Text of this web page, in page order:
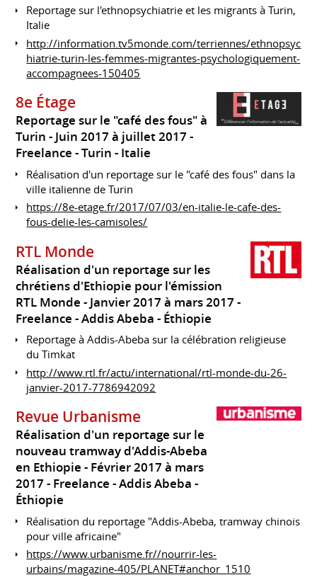
Reportage sur l'ethnopsychiatrie et les migrants à Turin,
Italie
http://information.tv5monde.com/terriennes/ethnopsyc
hiatrie-turin-les-femmes-migrantes-psychologiquement-
accompagnees-150405
8e Étage
Reportage sur le "café des fous" à
Turin
Juin 2017 à juillet 2017
Freelance
Turin Italie
Réalisation d'un reportage sur le "café des fous" dans la
ville italienne de Turin
https://8e-etage.fr/2017/07/03/en-italie-le-cafe-des-
fous-delie-les-camisoles/
RTL Monde
Réalisation d'un reportage sur les
chrétiens d'Ethiopie pour l'émission
RTL Monde
Janvier 2017 à mars 2017
Freelance
Addis Abeba Éthiopie
Reportage à Addis-Abeba sur la célébration religieuse
du Timkat
http://www.rtl.fr/actu/international/rtl-monde-du-26-
janvier-2017-7786942092
Revue Urbanisme
Réalisation d'un reportage sur le
nouveau tramway d'Addis-Abeba
en Ethiopie
Février 2017 à mars
2017 Freelance
Addis Abeba
Éthiopie
Réalisation du reportage "Addis-Abeba, tramway chinois
pour ville africaine"
https://www.urbanisme.fr//nourrir-les-
urbains/magazine-405/PLANET#anchor_1510